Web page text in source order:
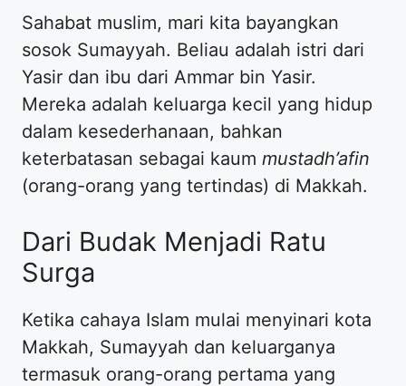
​Sahabat muslim, mari kita bayangkan
sosok Sumayyah. Beliau adalah istri dari
Yasir dan ibu dari Ammar bin Yasir.
Mereka adalah keluarga kecil yang hidup
dalam kesederhanaan, bahkan
keterbatasan sebagai kaum mustadh’afin
(orang-orang yang tertindas) di Makkah.
​Dari Budak Menjadi Ratu
Surga
​Ketika cahaya Islam mulai menyinari kota
Makkah, Sumayyah dan keluarganya
termasuk orang-orang pertama yang